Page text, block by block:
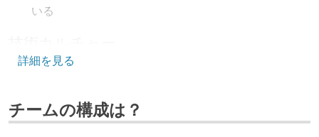
いる
CTO またはそれに準じる、技術やワークフローの標準
取締役（社内）または執行役員として、エンジニアリ
ング部門の人間が経営に参加している
詳細を見る
チームの構成は？